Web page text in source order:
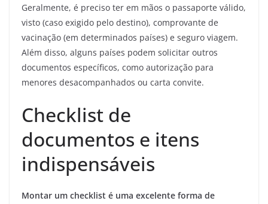
Geralmente, é preciso ter em mãos o passaporte válido,
visto (caso exigido pelo destino), comprovante de
vacinação (em determinados países) e seguro viagem.
Além disso, alguns países podem solicitar outros
documentos específicos, como autorização para
menores desacompanhados ou carta convite.
Checklist de
documentos e itens
indispensáveis
Montar um checklist é uma excelente forma de